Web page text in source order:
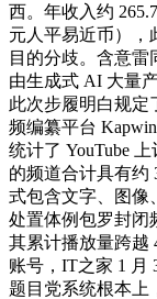
西。年收入约
元人平易近币），
目的分歧。含意雷
由生成式 AI 大量
此次步履明白规定
频编纂平台
统计了 YouTube
的频道合计具有约
式包含文字、图像
处置体例包罗封闭
其累计播放量跨越
账号，IT之家 1 月
题目党系统根本上